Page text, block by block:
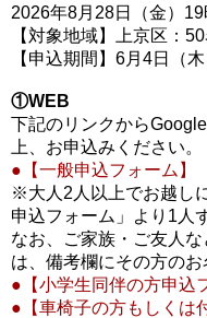
2026年8月28日（金）
【対象地域】上京区：
【申込期間】6月4日（
①WEB
下記のリンクから
上、お申込みください。
●【一般申込フォーム】
※大人2人以上でお越し
申込フォーム」より1人
なお、ご家族・ご友人
は、備考欄にその方のお
●【小学生同伴の方申込
●【車椅子の方もしくは